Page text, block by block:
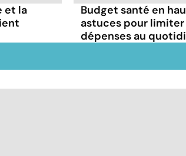
et la
Budget santé en
astuces pour limiter
dépenses au